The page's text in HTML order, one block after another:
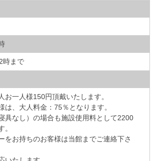
時まで
一人様150円頂戴いたします。
、大人料金：75％となります。
具なし）の場合も施設使用料として2200
。
をお持ちのお客様は当館までご連絡下さ